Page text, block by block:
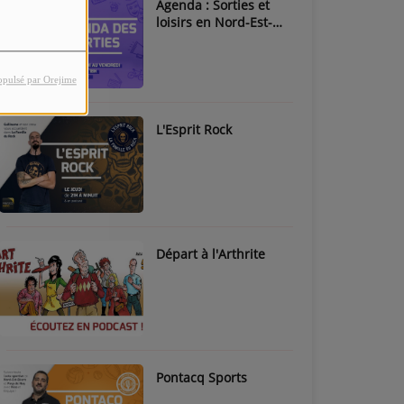
par Orejime
Agenda : Sorties et
loisirs en Nord-Est-
L'Esprit Rock
Départ à l'Arthrite
Pontacq Sports